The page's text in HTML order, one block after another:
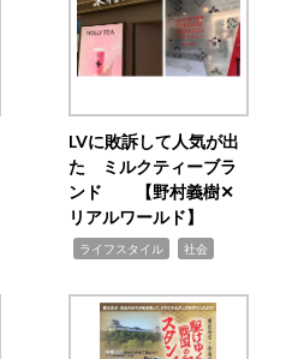
LVに敗訴して人気が出
た ミルクティーブラ
ンド 【野村義樹✕
リアルワールド】
ライフスタイル 社会